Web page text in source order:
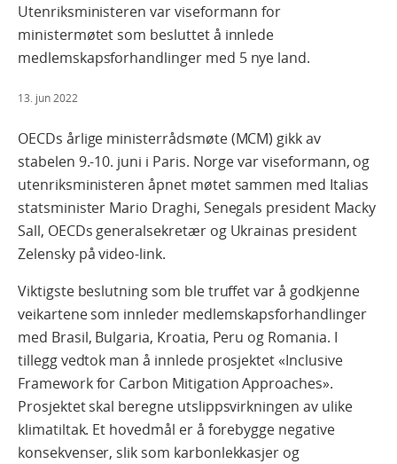
Utenriksministeren var viseformann for
ministermøtet som besluttet å innlede
medlemskapsforhandlinger med 5 nye land.
13. jun 2022
OECDs årlige ministerrådsmøte (MCM) gikk av
stabelen 9.-10. juni i Paris. Norge var viseformann, og
utenriksministeren åpnet møtet sammen med Italias
statsminister Mario Draghi, Senegals president Macky
Sall, OECDs generalsekretær og Ukrainas president
Zelensky på video-link.
Viktigste beslutning som ble truffet var å godkjenne
veikartene som innleder medlemskapsforhandlinger
med Brasil, Bulgaria, Kroatia, Peru og Romania. I
tillegg vedtok man å innlede prosjektet «Inclusive
Framework for Carbon Mitigation Approaches».
Prosjektet skal beregne utslippsvirkningen av ulike
klimatiltak. Et hovedmål er å forebygge negative
konsekvenser, slik som karbonlekkasjer og